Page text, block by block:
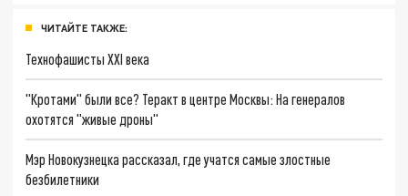
ЧИТАЙТЕ ТАКЖЕ:
Технофашисты XXI века
"Кротами" были все? Теракт в центре Москвы: На генералов
охотятся "живые дроны"
Мэр Новокузнецка рассказал, где учатся самые злостные
безбилетники